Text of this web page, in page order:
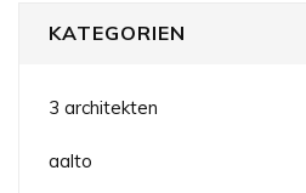
KATEGORIEN
3 architekten
aalto